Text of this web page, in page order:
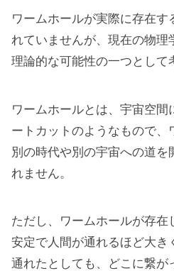
ワームホールが実際に存在す
れていませんが、現在の物理
理論的な可能性の一つとして
ワームホールとは、宇宙空間
ートカットのようなもので、
別の時代や別の宇宙への道を
れません。
ただし、ワームホールが存在
安定で人間が通れるほど大き
通れたとしても、どこに繋が